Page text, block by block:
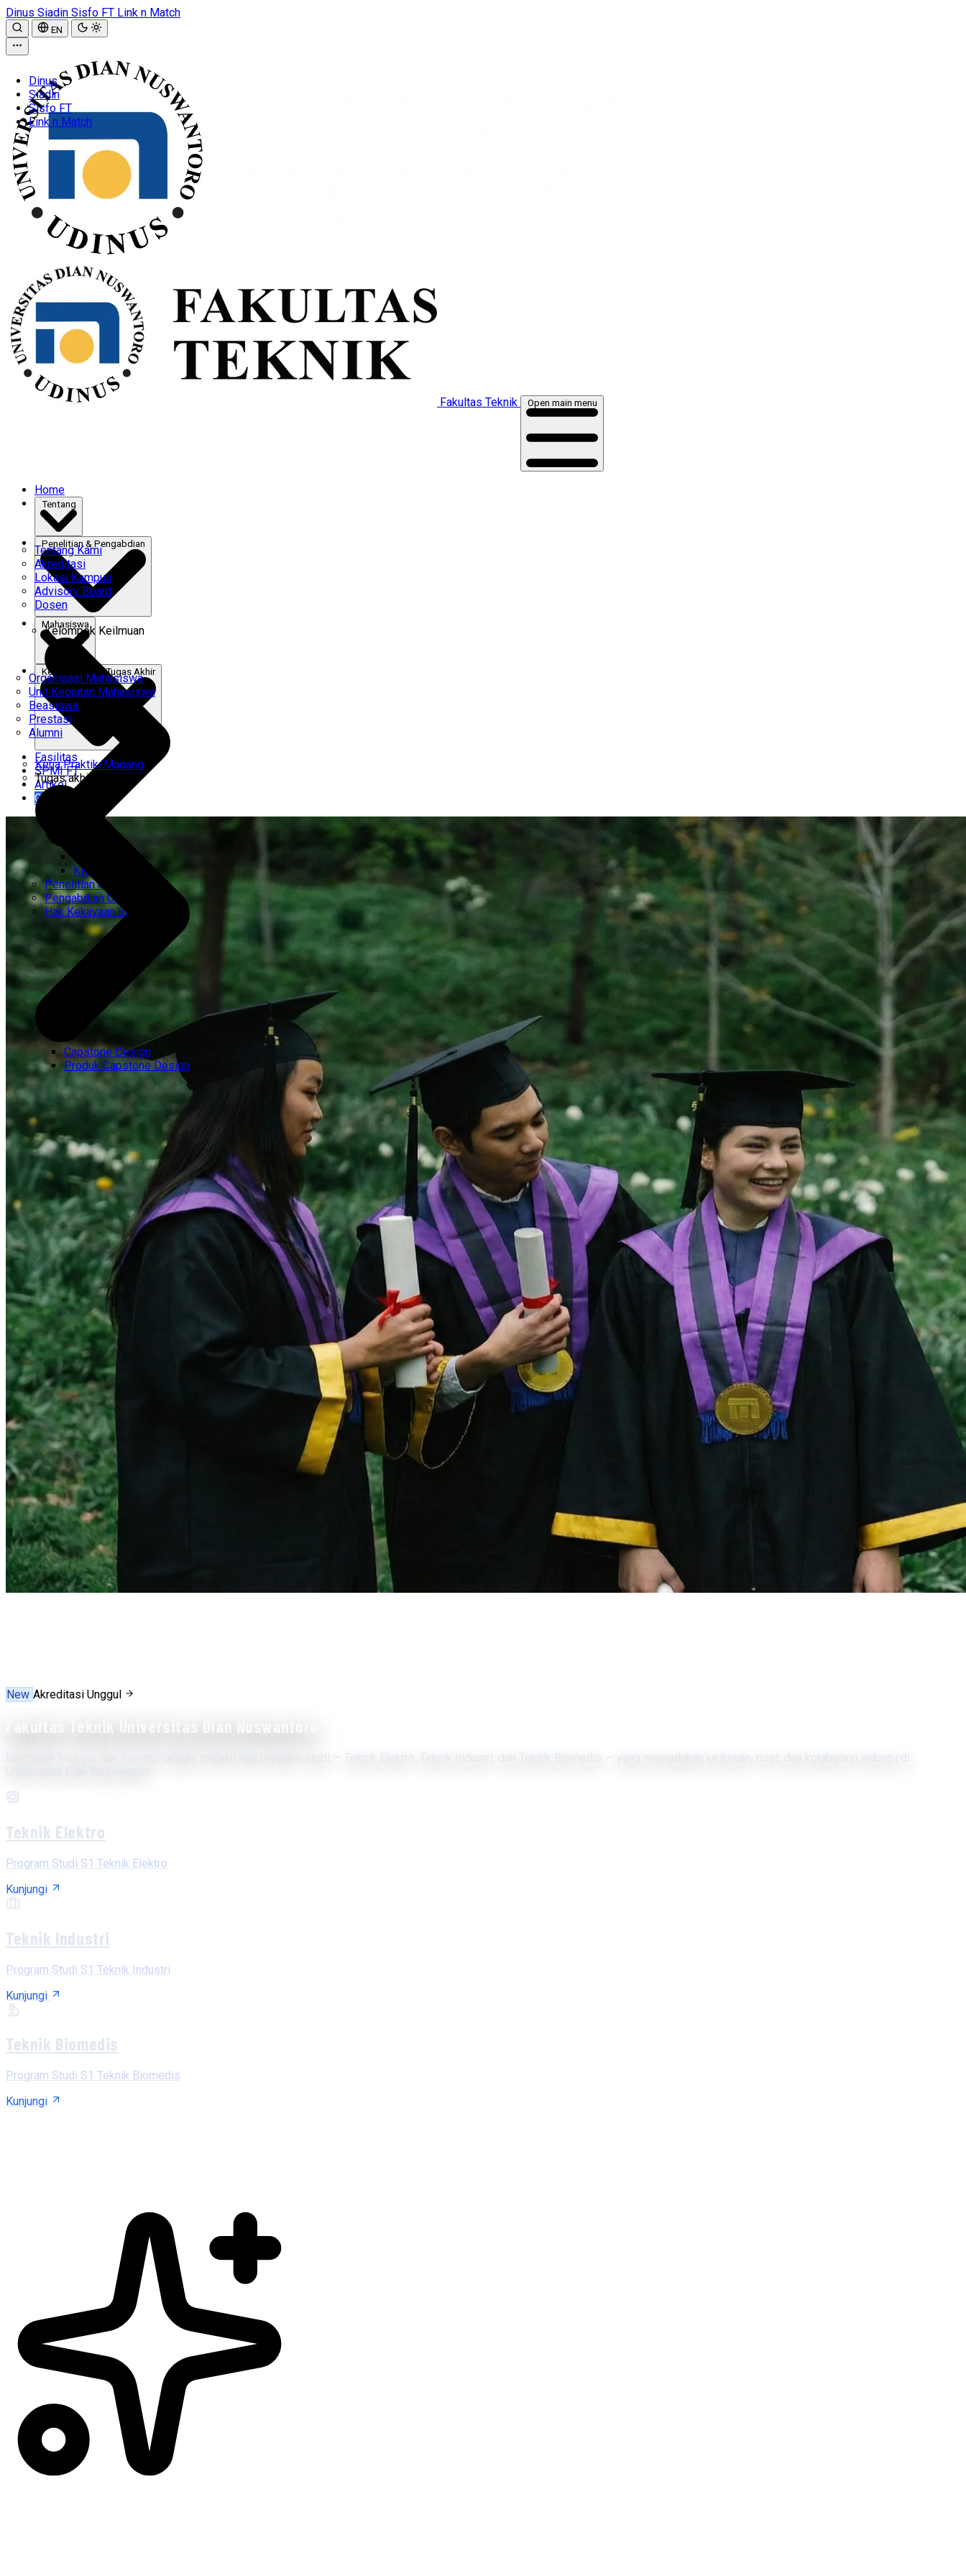
Dinus Siadin Sisfo FT Link n Match
EN
Dinus
Siadin
Sisfo FT
Link n Match
Fakultas Teknik Open main menu
Home
Tentang Kami
Akreditasi
Lokasi Kampus
Advisory Board
Dosen
Kelompok Keilmuan
CEMTI
KK Regresi
Penelitian Unggulan
Pengabdian Unggulan
Hak Kekayaan Intelektual
Mahasiswa
Organisasi Mahasiswa
Unit Kegiatan Mahasiswa
Beasiswa
Prestasi
Alumni
Kerja Praktik & Tugas Akhir
Kerja Praktik/Magang
Tugas akhir
Capstone Design
Produk Capstone Design
Fasilitas
SPMI FT
Artikel
Gabung Kami
New Akreditasi Unggul
Mencetak insinyur dan inovator unggul melalui tiga program studi — Teknik Elektro, Teknik Industri, dan Teknik Biomedis — yang memadukan keilmuan, riset, dan kolaborasi industri di
Teknik Elektro
Program Studi S1 Teknik Elektro
Kunjungi
Teknik Industri
Program Studi S1 Teknik Industri
Kunjungi
Teknik Biomedis
Program Studi S1 Teknik Biomedis
Kunjungi